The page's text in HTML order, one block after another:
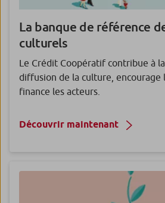
La banque de référence
culturels
Le Crédit Coopératif contribue à
diffusion de la culture, encourage
finance les acteurs.
Découvrir maintenant